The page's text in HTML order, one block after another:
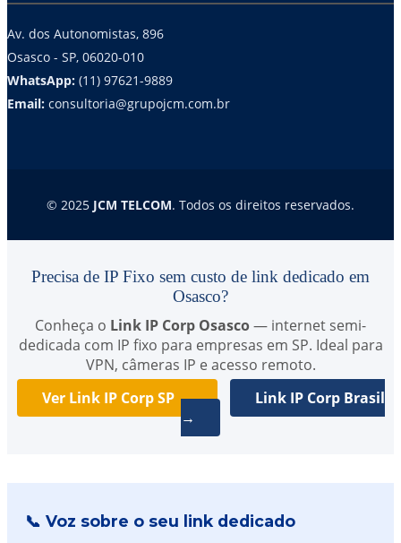
Av. dos Autonomistas, 896
Osasco - SP, 06020-010
WhatsApp: (11) 97621-9889
Email: consultoria@grupojcm.com.br
© 2025 JCM TELCOM. Todos os direitos reservados.
Precisa de IP Fixo sem custo de link dedicado em
Osasco?
Conheça o Link IP Corp Osasco— internet semi-
dedicada com IP fixo para empresas em SP. Ideal para
VPN, câmeras IP e acesso remoto.
Ver Link IP Corp SP →
Link IP Corp Brasil
→
📞 Voz sobre o seu link dedicado